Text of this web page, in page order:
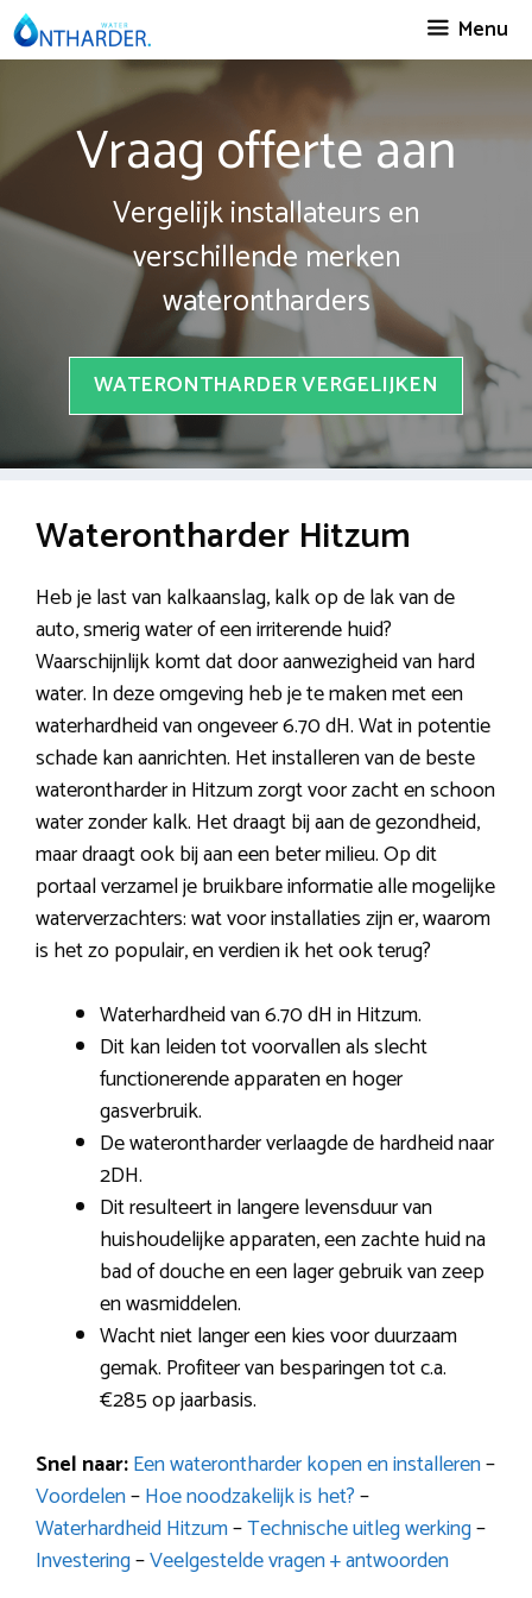
Spring
naar
Menu
Vraag offerte aan
Vergelijk installateurs en
verschillende merken
waterontharders
WATERONTHARDER VERGELIJKEN
Waterontharder Hitzum
Heb je last van kalkaanslag, kalk op de lak van de
auto, smerig water of een irriterende huid?
Waarschijnlijk komt dat door aanwezigheid van hard
water. In deze omgeving heb je te maken met een
waterhardheid van ongeveer 6.70 dH. Wat in potentie
schade kan aanrichten. Het installeren van de beste
waterontharder in Hitzum zorgt voor zacht en schoon
water zonder kalk. Het draagt bij aan de gezondheid,
maar draagt ook bij aan een beter milieu. Op dit
portaal verzamel je bruikbare informatie alle mogelijke
waterverzachters: wat voor installaties zijn er, waarom
is het zo populair, en verdien ik het ook terug?
Waterhardheid van 6.70 dH in Hitzum.
Dit kan leiden tot voorvallen als slecht
functionerende apparaten en hoger
gasverbruik.
De waterontharder verlaagde de hardheid naar
2DH.
Dit resulteert in langere levensduur van
huishoudelijke apparaten, een zachte huid na
bad of douche en een lager gebruik van zeep
en wasmiddelen.
Wacht niet langer een kies voor duurzaam
gemak. Profiteer van besparingen tot c.a.
€285 op jaarbasis.
Snel naar:Een waterontharder kopen en installeren–
Voordelen–Hoe noodzakelijk is het?–
Waterhardheid Hitzum–Technische uitleg werking–
Investering–Veelgestelde vragen + antwoorden